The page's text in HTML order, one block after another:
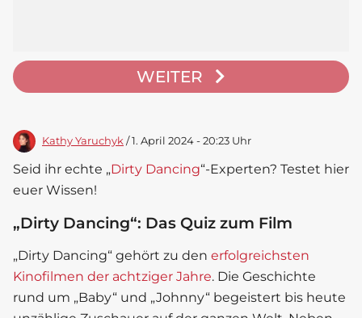
WEITER
Kathy Yaruchyk / 1. April 2024 - 20:23 Uhr
Seid ihr echte „Dirty Dancing“-Experten? Testet hier
euer Wissen!
„Dirty Dancing“: Das Quiz zum Film
„Dirty Dancing“ gehört zu den erfolgreichsten
Kinofilmen der achtziger Jahre. Die Geschichte
rund um „Baby“ und „Johnny“ begeistert bis heute